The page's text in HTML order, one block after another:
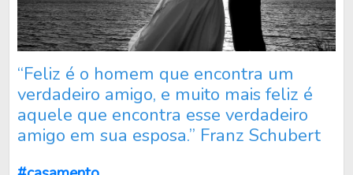
“Feliz é o homem que encontra um
verdadeiro amigo, e muito mais feliz é
aquele que encontra esse verdadeiro
amigo em sua esposa.” Franz Schubert